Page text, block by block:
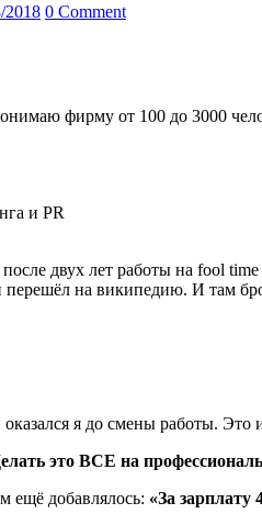
2018 0 Comment
фирму от 100 до 3000
и PR
двух лет работы на fool time
перешёл на википедию. И там
я до смены работы. Это
это ВСЕ на
ещё добавлялось: «За зарплату